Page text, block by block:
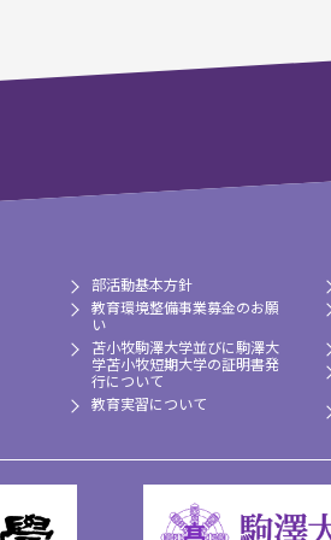
部活動基本方針
教育環境整備事業募金のお願
い
苫小牧駒澤大学並びに駒澤大
学苫小牧短期大学の証明書発
行について
教育実習について